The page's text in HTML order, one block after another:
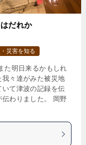
だれか
災害を知る
た明日来るかもしれ
々達がみた被災地
て津波の記録を伝
わりました。 岡野